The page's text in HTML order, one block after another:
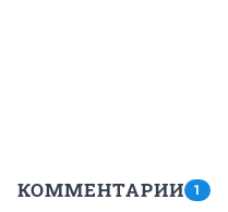
КОММЕНТАРИИ 1